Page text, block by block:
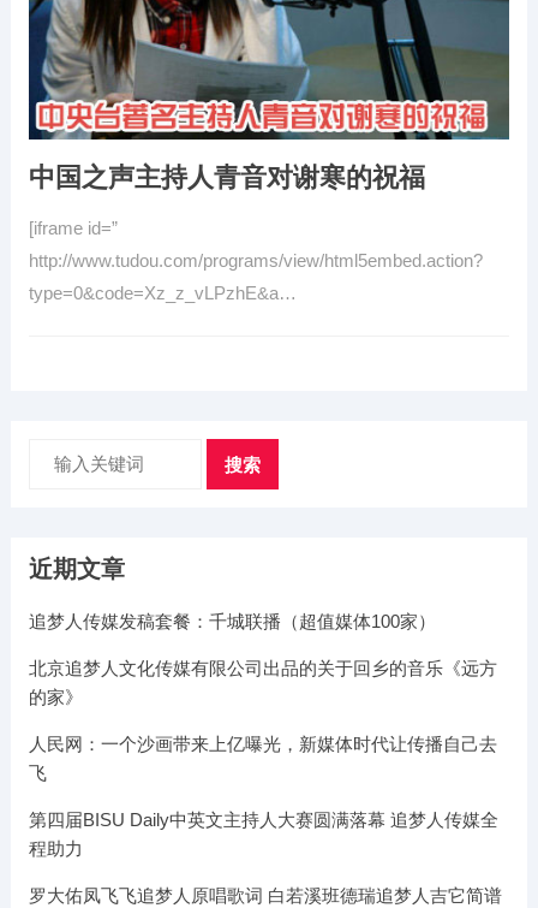
中国之声主持人青音对谢寒的祝福
[iframe id=”
http://www.tudou.com/programs/view/html5embed.action?
type=0&code=Xz_z_vLPzhE&a…
搜索
近期文章
追梦人传媒发稿套餐：千城联播（超值媒体100家）
北京追梦人文化传媒有限公司出品的关于回乡的音乐《远方
的家》
人民网：一个沙画带来上亿曝光，新媒体时代让传播自己去
飞
第四届BISU Daily中英文主持人大赛圆满落幕 追梦人传媒全
程助力
罗大佑凤飞飞追梦人原唱歌词 白若溪班德瑞追梦人吉它简谱